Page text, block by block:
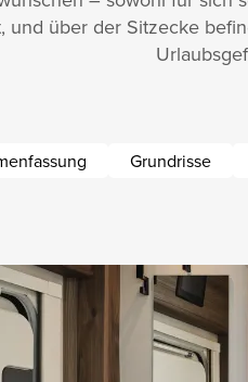
und über der Sitzecke
Grundrisse